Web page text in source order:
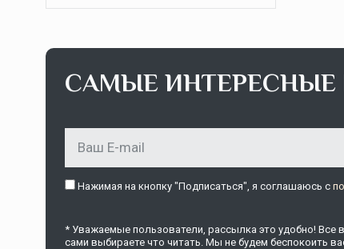
САМЫЕ
Нажимая на кнопку "Подписаться", я соглашаюсь c
* Уважаемые пользователи, рассылка это удобно! Все
сами выбираете что читать. Мы не будем беспокоить